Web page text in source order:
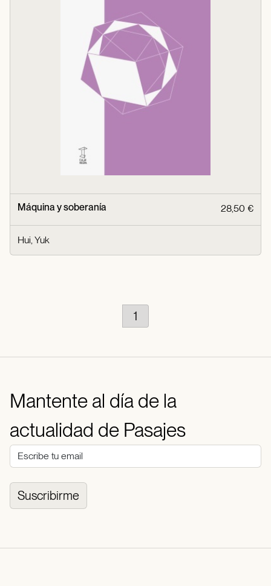
Máquina y soberanía 28,50 €
Hui, Yuk
1
Mantente al día de la
actualidad de Pasajes
Suscribirme